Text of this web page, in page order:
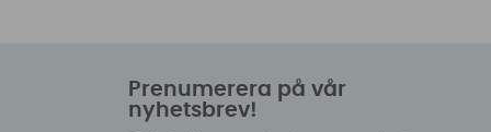
Prenumerera på vår
nyhetsbrev!